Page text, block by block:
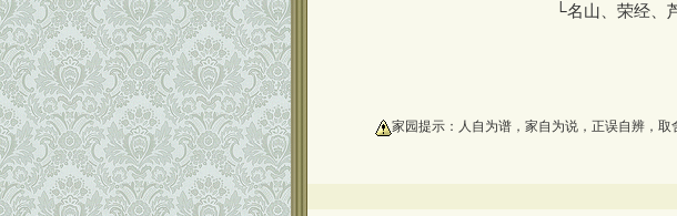
└名山、荣经、芦
家园提示：人自为谱，家自为说，正误自辨，取